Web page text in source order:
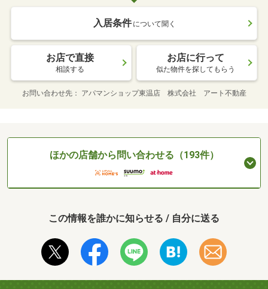
入居条件 について聞く
お店で直接
相談する
お店に行って
似た物件を探してもらう
お問い合わせ先 アパマンショップ東温店 株式会社 アート不動産
ほかの店舗から問い合わせる（193件）
この情報を誰かに知らせる / 自分に送る